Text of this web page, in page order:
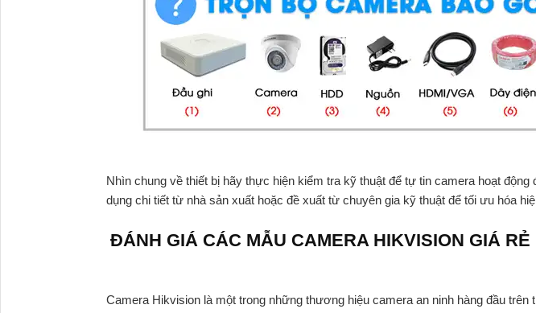
Nhìn chung về thiết bị hãy thực hiện kiểm tra kỹ thuật để tự tin camera hoạt
dụng chi tiết từ nhà sản xuất hoặc đề xuất từ chuyên gia kỹ thuật để tối ưu hóa
ĐÁNH GIÁ CÁC MẪU CAMERA HIKVISION GIÁ
Camera Hikvision là một trong những thương hiệu camera an ninh hàng đầu